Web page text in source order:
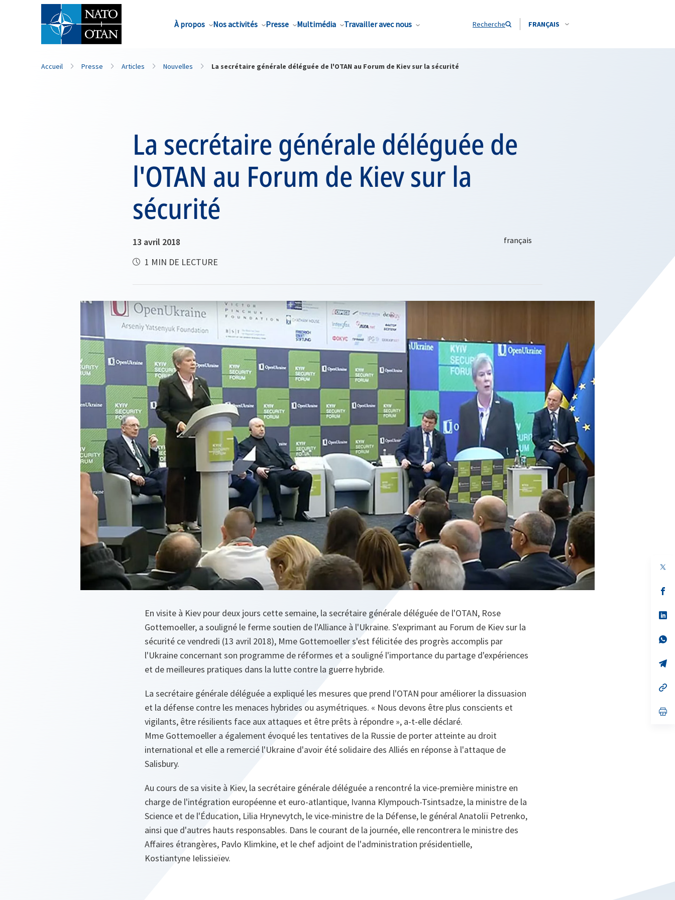
À propos Nos activités Presse Multimédia Travailler avec nous Recherche FRANÇAIS
Nom de famille*
Accueil Presse Articles Nouvelles La secrétaire générale déléguée de l'OTAN au Forum de Kiev sur la sécurité
La secrétaire générale déléguée de
l'OTAN au Forum de Kiev sur la
sécurité
13 avril 2018
1 MIN DE LECTURE
En visite à Kiev pour deux jours cette semaine, la secrétaire générale déléguée de l'OTAN, Rose
Gottemoeller, a souligné le ferme soutien de l'Alliance à l'Ukraine. S'exprimant au Forum de Kiev sur la
sécurité ce vendredi (13 avril 2018), Mme Gottemoeller s'est félicitée des progrès accomplis par
l'Ukraine concernant son programme de réformes et a souligné l'importance du partage d'expériences
et de meilleures pratiques dans la lutte contre la guerre hybride.
La secrétaire générale déléguée a expliqué les mesures que prend l'OTAN pour améliorer la dissuasion
et la défense contre les menaces hybrides ou asymétriques. « Nous devons être plus conscients et
vigilants, être résilients face aux attaques et être prêts à répondre », a‑t‑elle déclaré.
Mme Gottemoeller a également évoqué les tentatives de la Russie de porter atteinte au droit
international et elle a remercié l'Ukraine d'avoir été solidaire des Alliés en réponse à l'attaque de
Salisbury.
Au cours de sa visite à Kiev, la secrétaire générale déléguée a rencontré la vice‑première ministre en
charge de l'intégration européenne et euro‑atlantique, Ivanna Klympouch‑Tsintsadze, la ministre de la
Science et de l'Éducation, Lilia Hrynevytch, le vice‑ministre de la Défense, le général Anatoliï Petrenko,
ainsi que d'autres hauts responsables. Dans le courant de la journée, elle rencontrera le ministre des
Affaires étrangères, Pavlo Klimkine, et le chef adjoint de l'administration présidentielle,
Kostiantyne Ielissieïev.